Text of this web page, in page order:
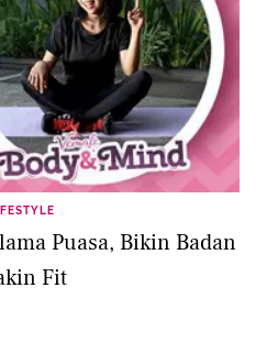
Puasa, Bikin Badan
Fit